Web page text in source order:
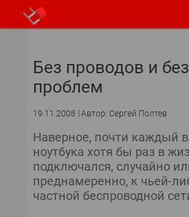
Без проводов и без
проблем
19.11.2008 Автор: Сергей Полтев
Наверное, почти каждый
ноутбука хотя бы раз в
подключался, случайно
преднамеренно, к чьей-
частной беспроводной